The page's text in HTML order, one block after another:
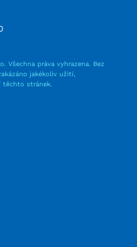
Všechna práva vyhrazena. Bez
jakékoliv užití,
těchto stránek.